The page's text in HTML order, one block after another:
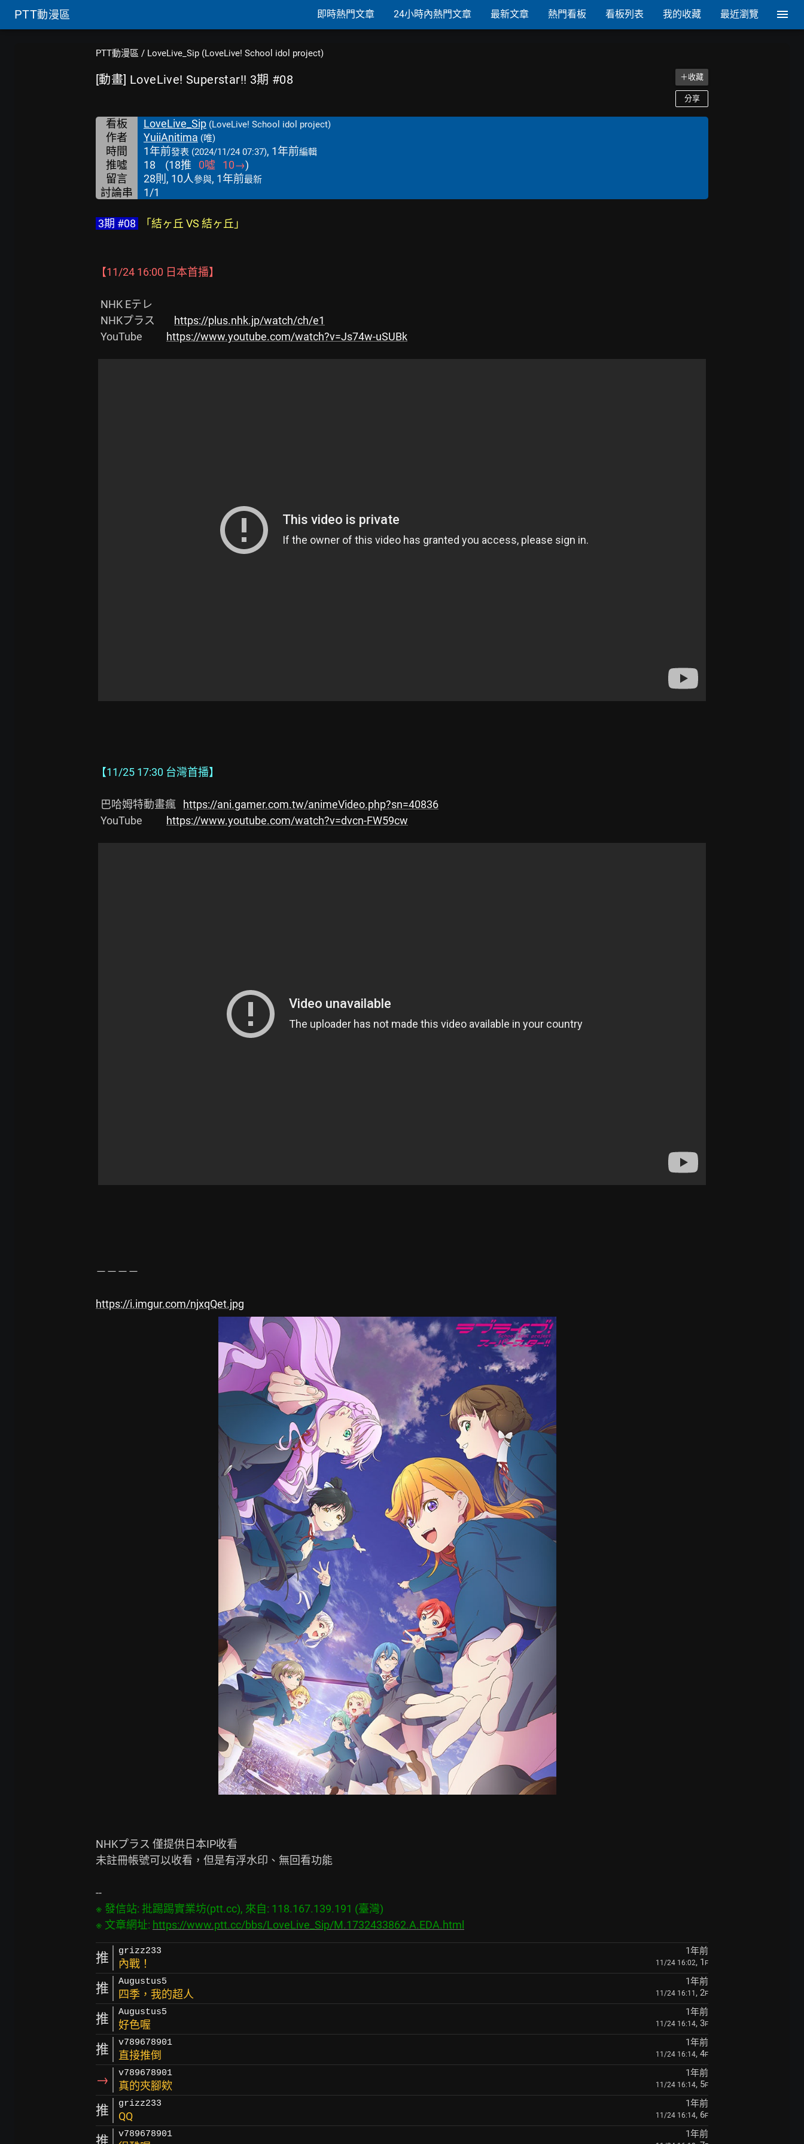
PTT動漫區 即時熱門文章 24小時內熱門文章 最新文章 熱門看板 看板列表 我的收藏 最近瀏覽
PTT動漫區 / LoveLive_Sip (LoveLive! School idol project)
[動畫] LoveLive! Superstar!! 3期 #08 ＋收藏
分享
看板 LoveLive_Sip (LoveLive! School idol project)
作者 YuiiAnitima (唯)
時間 1年前發表 (2024/11/24 07:37), 1年前編輯
推噓 18 (18推 0噓 10→)
留言
28則, 10人參與, 1年前最新
討論串 1/1
3期 #08 「結ヶ丘 VS 結ヶ丘」
【11/24 16:00 日本首播】
  NHKプラス
https://plus.nhk.jp/watch/ch/e1
  YouTube
https://www.youtube.com/watch?v=Js74w-uSUBk
【11/25 17:30 台灣首播】
  巴哈姆特動畫瘋
https://ani.gamer.com.tw/animeVideo.php?sn=40836
  YouTube
https://www.youtube.com/watch?v=dvcn-FW59cw
－－－－
https://i.imgur.com/njxqQet.jpg
NHKプラス 僅提供日本IP收看
未註冊帳號可以收看，但是有浮水印、無回看功能
※ 發信站: 批踢踢實業坊(ptt.cc), 來自: 118.167.139.191 (臺灣)
※ 文章網址: https://www.ptt.cc/bbs/LoveLive_Sip/M.1732433862.A.EDA.html
推 grizz233 1年前
內戰！ 11/24 16:02, 1 F
推 Augustus5 1年前
四季，我的超人 11/24 16:11 , 2F
推 Augustus5 1年前
好色喔 11/24 16:14, 3F
推 v789678901 1年前
直接推倒 11/24 16:14, 4F
→ v789678901 1年前
真的夾腳欸 11/24 16:14, 5F
推 grizz233 1年前
QQ 11/24 16:14, 6F
推 v789678901 1年前